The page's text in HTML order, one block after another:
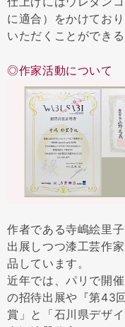
に適合）をかけてお
いただくことができ
◎作家活動について
作者である寺嶋絵里
出展しつつ漆工芸作
品しています。
近年では、パリで開
の招待出展や『第43
賞」と「石川県デザ